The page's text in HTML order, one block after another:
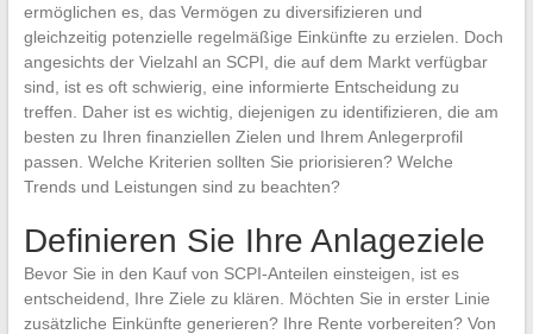
ermöglichen es, das Vermögen zu diversifizieren und
gleichzeitig potenzielle regelmäßige Einkünfte zu erzielen. Doch
angesichts der Vielzahl an SCPI, die auf dem Markt verfügbar
sind, ist es oft schwierig, eine informierte Entscheidung zu
treffen. Daher ist es wichtig, diejenigen zu identifizieren, die am
besten zu Ihren finanziellen Zielen und Ihrem Anlegerprofil
passen. Welche Kriterien sollten Sie priorisieren? Welche
Trends und Leistungen sind zu beachten?
Definieren Sie Ihre Anlageziele
Bevor Sie in den Kauf von SCPI-Anteilen einsteigen, ist es
entscheidend, Ihre Ziele zu klären. Möchten Sie in erster Linie
zusätzliche Einkünfte generieren? Ihre Rente vorbereiten? Von